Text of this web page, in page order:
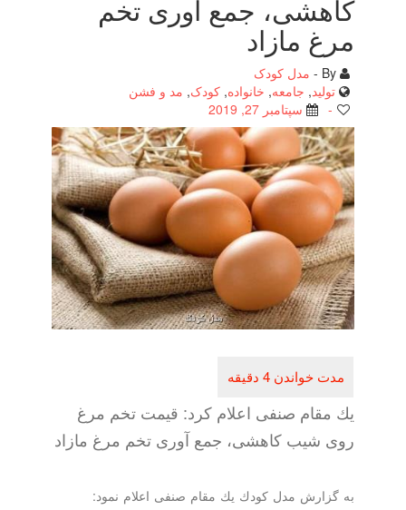
مرغ مازاد
مدل کودک
جامعه,خانواده, کودک,مد و فشن
سپتامبر 27, 2019
یك مقام صنفی اعلام كرد: قیمت تخم مرغ
روی شیب كاهشی، جمع آوری تخم‎ مرغ مازاد
به گزارش مدل كودك یك مقام صنفی اعلام نمود: